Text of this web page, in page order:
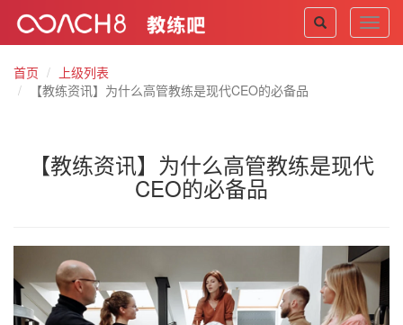
首页
上级列表
【教练资讯】为什么高管教练是现代CEO的必备品
【教练资讯】为什么高管教练是现代
CEO的必备品